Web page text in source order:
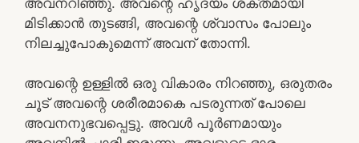
മിടിക്കാൻ തുടങ്ങി, അവന്റെ ശ്വാസം പോലും
നിലച്ചുപോകുമെന്ന് അവന് തോന്നി.
അവന്റെ ഉള്ളിൽ ഒരു വികാരം നിറഞ്ഞു, ഒരുതരം
ചൂട് അവന്റെ ശരീരമാകെ പടരുന്നത് പോലെ
അവനനുഭവപ്പെട്ടു. അവൾ പൂർണമായും